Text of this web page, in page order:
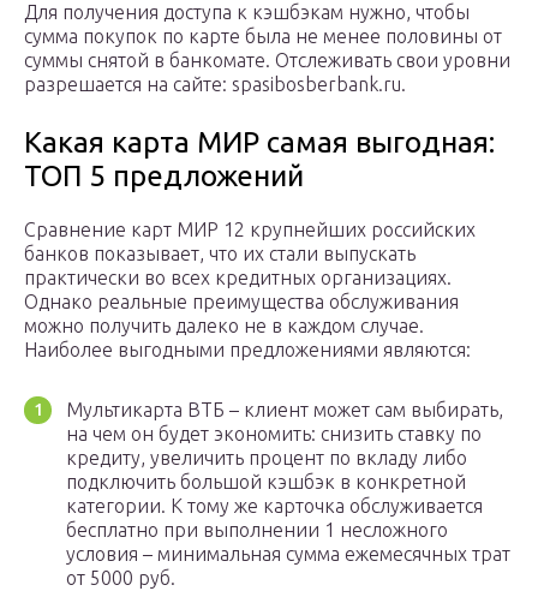
Для получения доступа к кэшбэкам нужно, чтобы
сумма покупок по карте была не менее половины от
суммы снятой в банкомате. Отслеживать свои уровни
разрешается на сайте: spasibosberbank.ru.
Какая карта МИР самая выгодная:
ТОП 5 предложений
Сравнение карт МИР 12 крупнейших российских
банков показывает, что их стали выпускать
практически во всех кредитных организациях.
Однако реальные преимущества обслуживания
можно получить далеко не в каждом случае.
Наиболее выгодными предложениями являются:
Мультикарта ВТБ – клиент может сам выбирать,
на чем он будет экономить: снизить ставку по
кредиту, увеличить процент по вкладу либо
подключить большой кэшбэк в конкретной
категории. К тому же карточка обслуживается
бесплатно при выполнении 1 несложного
условия – минимальная сумма ежемесячных трат
от 5000 руб.